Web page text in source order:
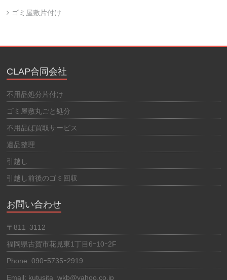
ゴミ屋敷片付け
CLAP合同会社
不用品処分片付け
ゴミ屋敷丸ごと処分
不用品ば買取サービス
遺品整理
引越し
引越し前後のゴミ回収
お問い合わせ
〒811ｰ3112
福岡県古賀市花見東1丁目6ｰ10ｰ2F
Phone: 090ｰ5735ｰ2919
Email: kutusita_wkb@yahoo.co.jp